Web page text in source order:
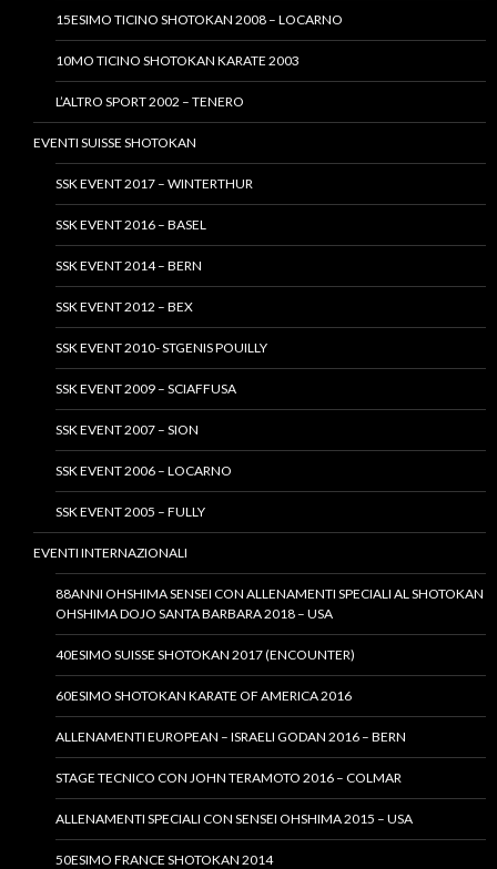
15ESIMO TICINO SHOTOKAN 2008 – LOCARNO
10MO TICINO SHOTOKAN KARATE 2003
L’ALTRO SPORT 2002 – TENERO
EVENTI SUISSE SHOTOKAN
SSK EVENT 2017 – WINTERTHUR
SSK EVENT 2016 – BASEL
SSK EVENT 2014 – BERN
SSK EVENT 2012 – BEX
SSK EVENT 2010- STGENIS POUILLY
SSK EVENT 2009 – SCIAFFUSA
SSK EVENT 2007 – SION
SSK EVENT 2006 – LOCARNO
SSK EVENT 2005 – FULLY
EVENTI INTERNAZIONALI
88ANNI OHSHIMA SENSEI CON ALLENAMENTI SPECIALI AL SHOTOKAN
OHSHIMA DOJO SANTA BARBARA 2018 – USA
40ESIMO SUISSE SHOTOKAN 2017 (ENCOUNTER)
60ESIMO SHOTOKAN KARATE OF AMERICA 2016
ALLENAMENTI EUROPEAN – ISRAELI GODAN 2016 – BERN
STAGE TECNICO CON JOHN TERAMOTO 2016 – COLMAR
ALLENAMENTI SPECIALI CON SENSEI OHSHIMA 2015 – USA
50ESIMO FRANCE SHOTOKAN 2014